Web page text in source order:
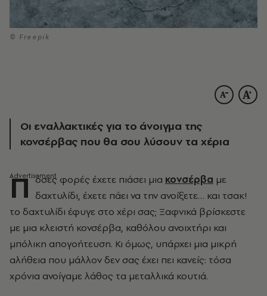
© Freepik
Οι εναλλακτικές για το άνοιγμα της
κονσέρβας που θα σου λύσουν τα χέρια
Π όσες φορές έχετε πιάσει μια κονσέρβα με
δαχτυλίδι, έχετε πάει να την ανοίξετε… και τσακ!
το δαχτυλίδι έφυγε στο χέρι σας; Ξαφνικά βρίσκεστε
με μια κλειστή κονσέρβα, καθόλου ανοιχτήρι και
μπόλικη απογοήτευση. Κι όμως, υπάρχει μια μικρή
αλήθεια που μάλλον δεν σας έχει πει κανείς: τόσα
χρόνια ανοίγαμε λάθος τα μεταλλικά κουτιά.